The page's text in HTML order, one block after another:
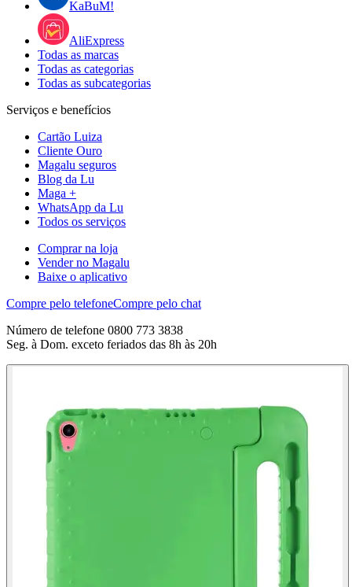
KaBuM!
AliExpress
Todas as marcas
Todas as categorias
Todas as subcategorias
Serviços e benefícios
Cartão Luiza
Cliente Ouro
Magalu seguros
Blog da Lu
Maga +
WhatsApp da Lu
Todos os serviços
Comprar na loja
Vender no Magalu
Baixe o aplicativo
Compre pelo telefoneCompre pelo chat
Número de telefone 0800 773 3838
Seg. à Dom. exceto feriados das 8h às 20h